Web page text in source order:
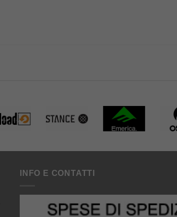
INFO E CONTATTI